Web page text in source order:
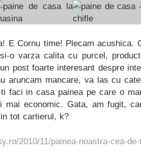
E Cornu time! Plecam acushica.
si-o varza calita cu purcel,
un post foarte interesant despre
aruncam mancare, va las cu
faci in casa painea pe care o
mai economic. Gata, am fugit,
tot cartierul, k?
2010/11/painea-noastra-cea-